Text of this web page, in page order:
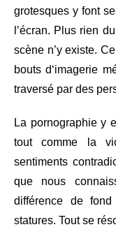
grotesques y font
l’écran. Plus rien
scène n’y existe.
bouts d‘imagerie
traversé par des
La pornographie y
tout comme la
sentiments
que nous
différence de
statures. Tout se